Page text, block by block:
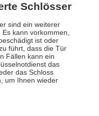
Schlösser
sind ein weiterer
kann vorkommen,
ist oder
führt, dass die Tür
Fällen kann ein
das
das Schloss
um Ihnen wieder